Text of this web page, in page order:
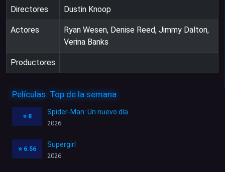
Directores Dustin Knoop
Actores
Ryan Wesen, Denise Reed, Jimmy Dalton,
Verina Banks
Productores
Películas: Top de la semana
⭐ 8
Spider-Man: Un nuevo día
2026
⭐ 6.56
Supergirl
2026